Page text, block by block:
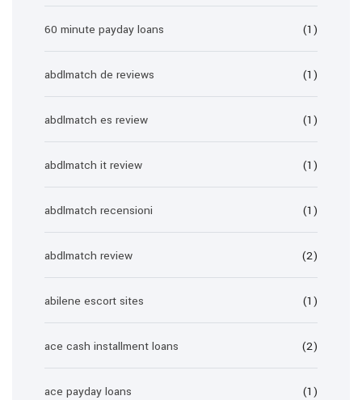
60 minute payday loans (1)
abdlmatch de reviews (1)
abdlmatch es review (1)
abdlmatch it review (1)
abdlmatch recensioni (1)
abdlmatch review (2)
abilene escort sites (1)
ace cash installment loans (2)
ace payday loans (1)